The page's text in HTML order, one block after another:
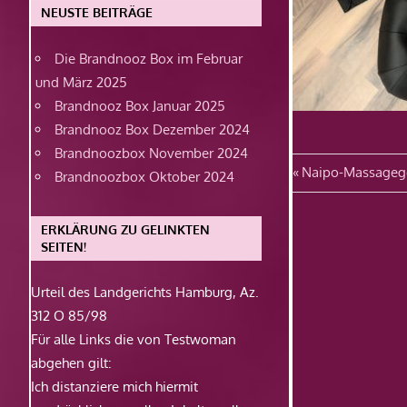
Vorheriger
Beitrag:
Naipo-
NEUSTE BEITRÄGE
Die Brandnooz Box im Februar
und März 2025
Brandnooz Box Januar 2025
Brandnooz Box Dezember 2024
Brandnoozbox November 2024
Brandnoozbox Oktober 2024
ERKLÄRUNG ZU GELINKTEN
SEITEN!
Urteil des Landgerichts Hamburg, Az.
312 O 85/98
Für alle Links die von Testwoman
abgehen gilt:
Ich distanziere mich hiermit